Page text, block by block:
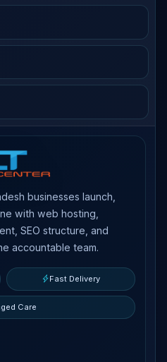
businesses launch,
with web hosting,
SEO structure, and
accountable team.
Fast Delivery
Care